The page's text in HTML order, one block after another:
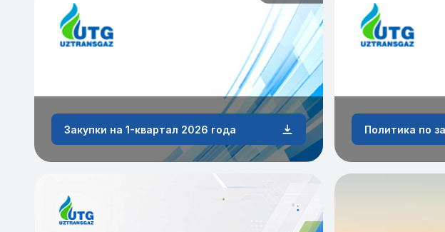
Закупки на 1-квартал 2026 года Политика по